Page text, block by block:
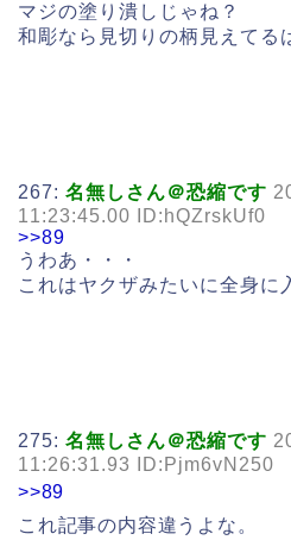
マジの塗り潰しじゃね？
和彫なら見切りの柄見えてる
267: 名無しさん＠恐縮です
11:23:45.00 ID:hQZrskUf0
>>89
うわあ・・・
これはヤクザみたいに全身に
275: 名無しさん＠恐縮です
11:26:31.93 ID:Pjm6vN250
>>89
これ記事の内容違うよな。